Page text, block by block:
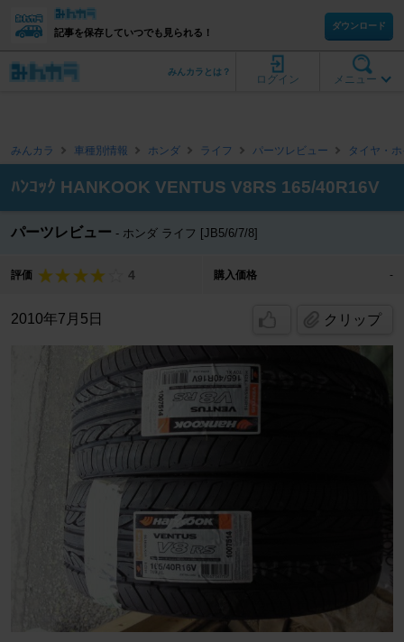
記事を保存していつでも見られる！
ダウンロード
メニュー
ログイン
みんカラとは？
みんカラ 車種別情報 ホンダ ライフ パーツレビュー タイヤ・
ﾊﾝｺｯｸ HANKOOK VENTUS V8RS 165/40R16V
パーツレビュー ホンダ ライフ [JB5/6/7/8]
評価 4 購入価格 -
2010年7月5日 クリップ